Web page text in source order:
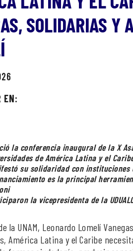
SOLIDARIAS Y
EN:
la conferencia inaugural de la X
de América Latina y el
su solidaridad con instituciones
es la principal
la vicepresidenta de la
la UNAM, Leonardo Lomelí
América Latina y el Caribe